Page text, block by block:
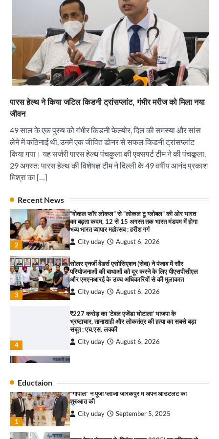
पारस हेल्थ ने किया जटिल किडनी ट्रांसप्लांट, गंभीर मरीज को मिला नया
जीवन
49 साल के एक पुरुष को गंभीर किडनी फेल्योर, दिल की समस्या और सांस
लेने में कठिनाई थी, उनमें एक जीवित डोनर से सफल किडनी ट्रांसप्लांट
किया गया। यह सर्जरी पारस हेल्थ पंचकुला की एक्सपर्ट टीम ने की पंचकूला,
29 अगस्त: पारस हेल्थ की विशेषज्ञ टीम ने दिल्ली के 49 वर्षीय आनंद प्रकाश
मिश्रा का […]
Recent News
2
“वोकल फॉर लोकल” से “लोकल टू ग्लोबल” की ओर भारत
का बढ़ता कदम, 12 से 15 अगस्त तक भारत मंडपम में होगा
भव्य भारत व्यापार महोत्सव : हरीश गर्ग
City uday August 6, 2026
सोलर एनर्जी वेंडर्स एसोसिएशन (सेवा) ने पंजाब में सौर
परियोजनाओं की बाधाओं को दूर करने के लिए पीएसपीसीएल
और एमएनआरई के उच्च अधिकारियों से की मुलाकात
4
सबूत : एच.एस. लक्की
City uday August 6, 2026
इंडियन नेशनल थियेटर द्वारा 9 अगस्त को होगा ‘वर्षा ऋतु
2
“वोकल फॉर लोकल” से “लोकल टू ग्लोबल” की ओर भारत
का बढ़ता कदम, 12 से 15 अगस्त तक भारत मंडपम में होगा
भव्य भारत व्यापार महोत्सव : हरीश गर्ग
City uday August 6, 2026
3
सोलर एनर्जी वेंडर्स एसोसिएशन (सेवा) ने पंजाब में सौर
परियोजनाओं की बाधाओं को दूर करने के लिए पीएसपीसीएल
और एमएनआरई के उच्च अधिकारियों से की मुलाकात
City uday August 6, 2026
4
₹227 करोड़ का ‘टेबल एजेंडा घोटाला’ भाजपा के
भ्रष्टाचार, तानाशाही और लोकतंत्र की हत्या का सबसे बड़ा
सबूत : एच.एस. लक्की
City uday August 6, 2026
1
“वोकल फॉर लोकल” से “लोकल टू ग्लोबल” की ओर भारत
का बढ़ता कदम, 12 से 15 अगस्त तक भारत मंडपम में होगा
भव्य भारत व्यापार महोत्सव : हरीश गर्ग
Eductaion
2
पारस हेल्थ पंचकूला ने ‘तिरंगा यात्रा 2025’ का हरियाणा से
आयाम
City uday August 13, 2025
3
सरकारी आदर्श उच्च विद्यालय, सैक्टर 34-सी, चण्डीगढ़ में
कार्यक्रम आयोजित
City uday August 6, 2025
राहुल गाँधी ने खाई है वैश्विक मंच पर भारत को कमजोर करने
की कसम: देवशाली
City uday August 6, 2025
1
“गोपाल” ने पूजा प्लाजा जीरकपुर में अपने आउटलेट की
शुरुआत की
City uday September 5, 2025